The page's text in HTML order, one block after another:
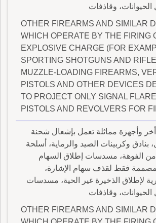
وقاذفات
OTHER FIREARMS AND SIMILAR
WHICH OPERATE BY THE FIRING
EXPLOSIVE CHARGE (FOR
SPORTING SHOTGUNS AND
MUZZLE-LOADING FIREARMS,
PISTOLS AND OTHER DEVICES
TO PROJECT ONLY SIGNAL
PISTOLS AND REVOLVERS FOR
أخر وأجهزة مماثلة تعمل بإشعال شحنة
بنادق وكربينات الصيد والرماية، أسلحة
الفوهة، مسدسات إطلاق السهام
مصممة فقط لقذف سهام الإشارة،
لإطلاق الذخيرة غير الحية، مسدسات
وقاذفات
OTHER FIREARMS AND SIMILAR